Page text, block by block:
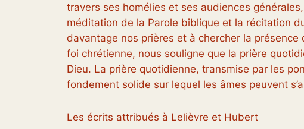
travers ses homélies et ses audiences
méditation de la Parole biblique et la récitation
davantage nos prières et à chercher la
foi chrétienne, nous souligne que la prière
Dieu. La prière quotidienne, transmise par les
fondement solide sur lequel les âmes peuvent
Les écrits attribués à Lelièvre et Hubert